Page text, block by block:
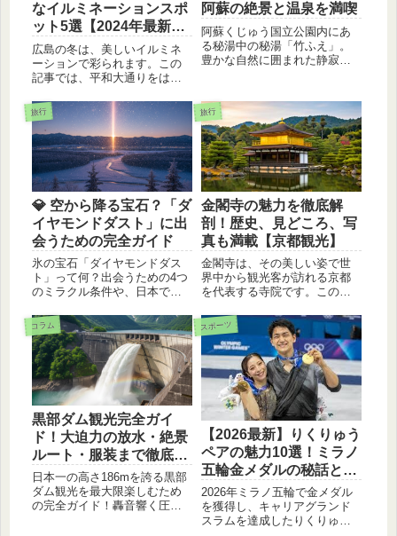
なイルミネーションスポ
ット5選【2024年最新
版】
広島の冬は、美しいイルミネ
ーションで彩られます。この
記事では、平和大通りをはじ
公園など、広島でおすすめの
イルミネーションスポットを
厳選してご紹介します。幻想
的な光の世界で、ロマンチッ
クなひとときを過ごしません
か？
阿蘇の絶景と温泉を満喫
阿蘇くじゅう国立公園内にあ
る秘湯中の秘湯「竹ふえ」。
豊かな自然に囲まれた静寂の
旅行
💎 空から降る宝石？「ダ
イヤモンドダスト」に出
会うための完全ガイド
氷の宝石「ダイヤモンドダス
ト」って何？出会うための4つ
のミラクル条件や、日本で見
説！スマホで綺麗に撮るため
の「ちょいコツ」や、極寒に
耐える最強の防寒対策もご紹
介します。この冬、神秘的な
絶景を探しに出かけてみませ
んか？
旅行
金閣寺の魅力を徹底解
剖！歴史、見どころ、写
真も満載【京都観光】
金閣寺は、その美しい姿で世
界中から観光客が訪れる京都
を代表する寺院です。この記
ころ、そして訪れる際の注意
点などを詳しくご紹介しま
す。
コラム
黒部ダム観光完全ガイ
ド！大迫力の放水・絶景
ルート・服装まで徹底解
説 ポイント:
日本一の高さ186mを誇る黒部
ダム観光を最大限楽しむため
の完全ガイド！轟音響く圧巻
スポーツ
【2026最新】りくりゅう
ペアの魅力10選！ミラノ
五輪金メダルの秘話と感
動の軌跡。
2026年ミラノ五輪で金メダル
を獲得し、キャリアグランド
スラムを達成したりくりゅう